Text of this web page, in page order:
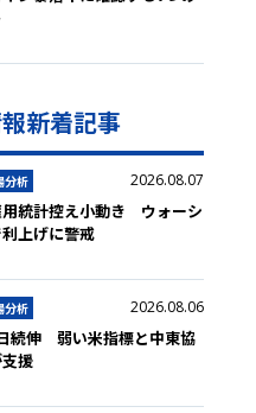
新着記事
分析 2026.08.07
用統計控え小動き ウォーシ
上げに警戒
分析 2026.08.06
続伸 弱い米指標と中東協
援